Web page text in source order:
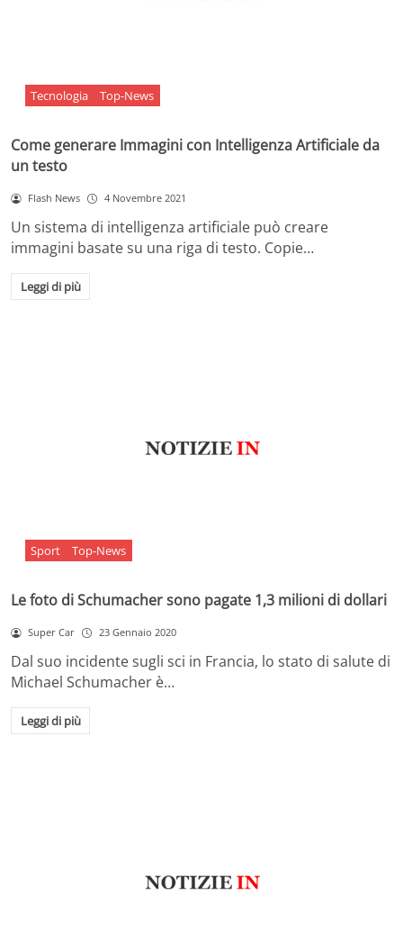
Tecnologia Top-News
Come generare Immagini con Intelligenza Artificiale da
un testo
Flash News 4 Novembre 2021
Un sistema di intelligenza artificiale può creare
immagini basate su una riga di testo. Copie…
Leggi di più
Sport Top-News
Le foto di Schumacher sono pagate 1,3 milioni di dollari
Super Car 23 Gennaio 2020
Dal suo incidente sugli sci in Francia, lo stato di salute di
Michael Schumacher è…
Leggi di più